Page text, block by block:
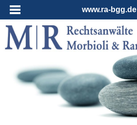
www.ra-bgg.de